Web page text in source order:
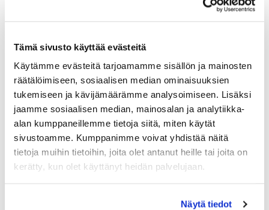
Tämä sivusto käyttää evästeitä
Käytämme evästeitä tarjoamamme sisällön ja mainosten
räätälöimiseen, sosiaalisen median ominaisuuksien
tukemiseen ja kävijämäärämme analysoimiseen. Lisäksi
jaamme sosiaalisen median, mainosalan ja analytiikka-
alan kumppaneillemme tietoja siitä, miten käytät
sivustoamme. Kumppanimme voivat yhdistää näitä
tietoja muihin tietoihin, joita olet antanut heille tai joita on
kerätty, kun olet käyttänyt heidän palvelujaan.
Näytä tiedot
Rekisteröidy
Haluan tilata Hartola Golf uutiskirjeen
Olen lukenuttietosuojaselosteenja hyväksyn
henkilötietojeni käsittelyn (*)